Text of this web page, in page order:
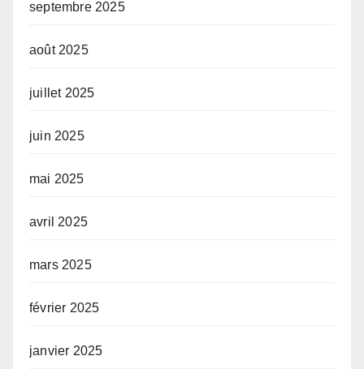
septembre 2025
août 2025
juillet 2025
juin 2025
mai 2025
avril 2025
mars 2025
février 2025
janvier 2025